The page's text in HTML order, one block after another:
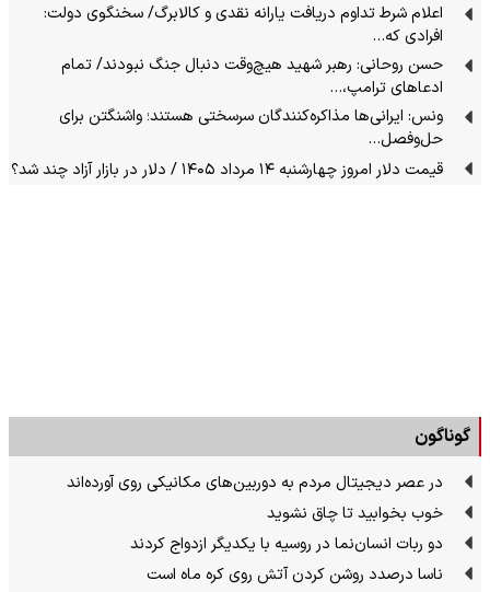
اعلام شرط تداوم دریافت یارانه نقدی و کالابرگ/ سخنگوی دولت:
افرادی که…
حسن روحانی: رهبر شهید هیچ‌وقت دنبال جنگ نبودند/ تمام
ادعاهای ترامپ،…
ونس: ایرانی‌ها مذاکره‌کنندگان سرسختی هستند؛ واشنگتن برای
حل‌وفصل…
قیمت دلار امروز چهارشنبه ۱۴ مرداد ۱۴۰۵ / دلار در بازار آزاد چند شد؟
گوناگون
در عصر دیجیتال مردم به دوربین‌های مکانیکی روی آورده‌اند
خوب بخوابید تا چاق نشوید
دو ربات انسان‌نما در روسیه با یکدیگر ازدواج کردند
ناسا درصدد روشن کردن آتش روی کره ماه است